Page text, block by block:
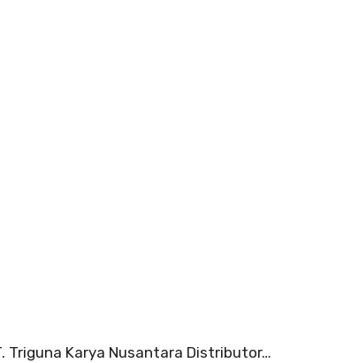
Triguna Karya Nusantara Distributor…